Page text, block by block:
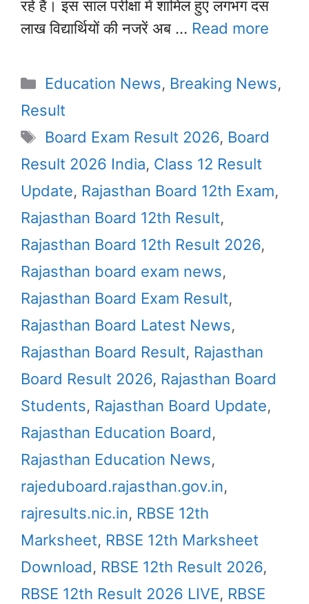
रहे हैं। इस साल परीक्षा में शामिल हुए लगभग दस
लाख विद्यार्थियों की नजरें अब … Read more
Categories
Education News, Breaking News,
Result
Tags
Board Exam Result 2026, Board
Result 2026 India, Class 12 Result
Update, Rajasthan Board 12th Exam,
Rajasthan Board 12th Result,
Rajasthan Board 12th Result 2026,
Rajasthan board exam news,
Rajasthan Board Exam Result,
Rajasthan Board Latest News,
Rajasthan Board Result, Rajasthan
Board Result 2026, Rajasthan Board
Students, Rajasthan Board Update,
Rajasthan Education Board,
Rajasthan Education News,
rajeduboard.rajasthan.gov.in,
rajresults.nic.in, RBSE 12th
Marksheet, RBSE 12th Marksheet
Download, RBSE 12th Result 2026,
RBSE 12th Result 2026 LIVE, RBSE